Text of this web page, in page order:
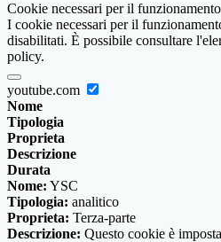
Cookie necessari per il funzionamento
I cookie necessari per il
disabilitati. È possibile consultare
policy.
youtube.com
Nome
Tipologia
Proprieta
Descrizione
Durata
Nome: YSC
Tipologia: analitico
Proprieta: Terza-parte
Descrizione: Questo cookie è